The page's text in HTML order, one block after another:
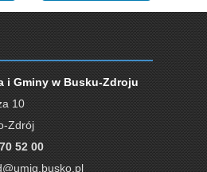
i Gminy w Busku-Zdroju
10
Zdrój
52 00